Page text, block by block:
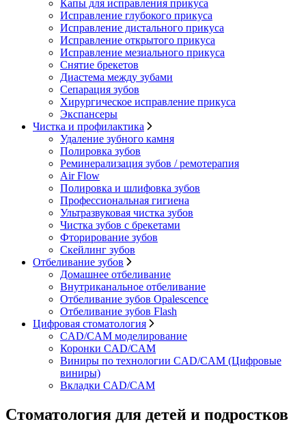
Капы для исправления прикуса
Исправление глубокого прикуса
Исправление дистального прикуса
Исправление открытого прикуса
Исправление мезиального прикуса
Снятие брекетов
Диастема между зубами
Сепарация зубов
Хирургическое исправление прикуса
Экспансеры
Чистка и профилактика
Удаление зубного камня
Полировка зубов
Реминерализация зубов / ремотерапия
Air Flow
Полировка и шлифовка зубов
Профессиональная гигиена
Ультразвуковая чистка зубов
Чистка зубов с брекетами
Фторирование зубов
Скейлинг зубов
Отбеливание зубов
Домашнее отбеливание
Внутриканальное отбеливание
Отбеливание зубов Opalescence
Отбеливание зубов Flash
Цифровая стоматология
CAD/CAM моделирование
Коронки CAD/CAM
Виниры по технологии CAD/CAM (Цифровые
виниры)
Вкладки CAD/CAM
Стоматология для детей и подростков